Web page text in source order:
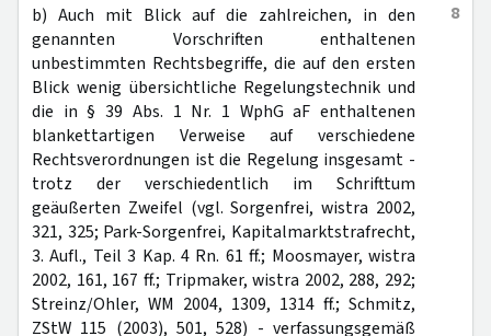
8
b) Auch mit Blick auf die zahlreichen, in den
genannten Vorschriften enthaltenen
unbestimmten Rechtsbegriffe, die auf den ersten
Blick wenig übersichtliche Regelungstechnik und
die in § 39 Abs. 1 Nr. 1 WphG aF enthaltenen
blankettartigen Verweise auf verschiedene
Rechtsverordnungen ist die Regelung insgesamt -
trotz der verschiedentlich im Schrifttum
geäußerten Zweifel (vgl. Sorgenfrei, wistra 2002,
321, 325; Park-Sorgenfrei, Kapitalmarktstrafrecht,
3. Aufl., Teil 3 Kap. 4 Rn. 61 ff.; Moosmayer, wistra
2002, 161, 167 ff.; Tripmaker, wistra 2002, 288, 292;
Streinz/Ohler, WM 2004, 1309, 1314 ff.; Schmitz,
ZStW 115 (2003), 501, 528) - verfassungsgemäß